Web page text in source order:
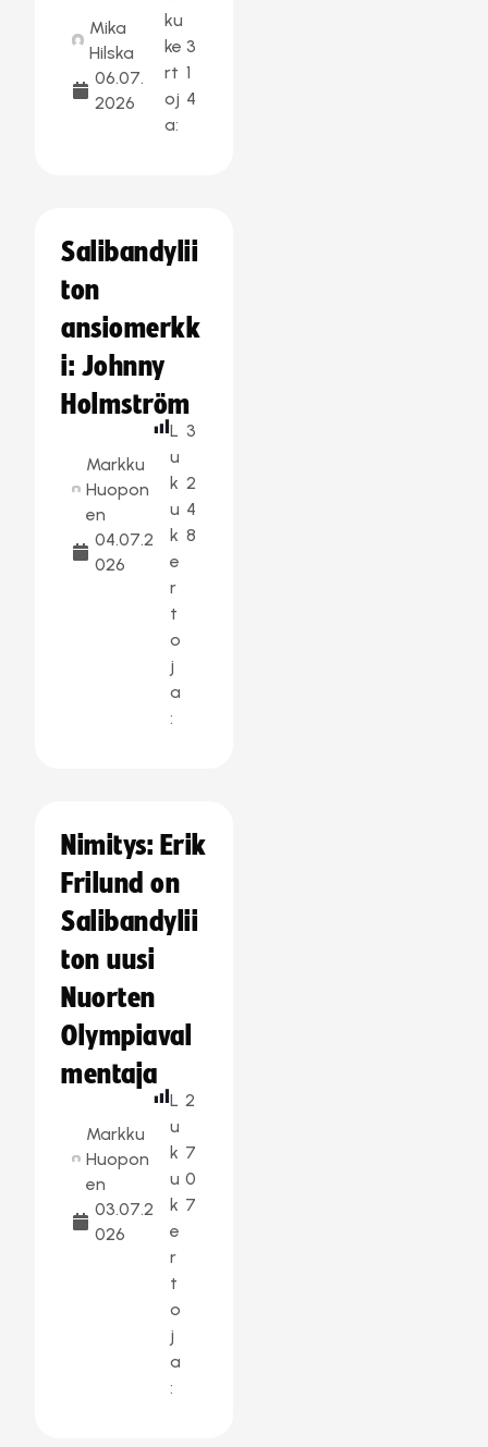
Mika
Hilska
06.07.
2026
ku
ke
rt
oj
a:
3
1
4
Salibandylii
ton
ansiomerkk
i: Johnny
Holmström
Markku
Huopon
en
04.07.2
026
L
u
k
u
k
e
r
t
o
j
a
:
3
2
4
8
Nimitys: Erik
Frilund on
Salibandylii
ton uusi
Nuorten
Olympiaval
mentaja
Markku
Huopon
en
03.07.2
026
L
u
k
u
k
e
r
t
o
j
a
:
2
7
0
7